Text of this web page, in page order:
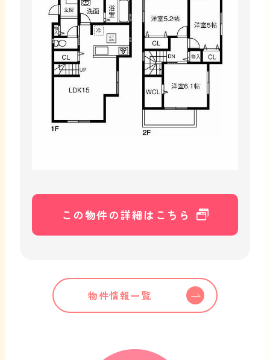
この物件の詳細はこちら
物件情報一覧